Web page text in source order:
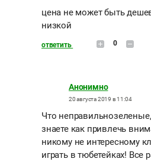
цена не может быть
низкой
ответить 0
Анонимно
20 августа 2019 в 11:04
Что
знаете как привлечь
никому не интересному
играть в тюбетейках! Все